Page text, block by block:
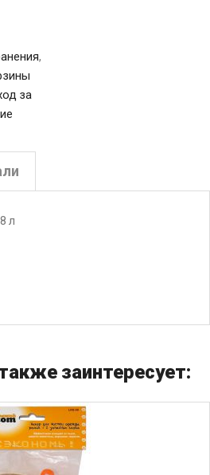
,
за
л
заинтересует: